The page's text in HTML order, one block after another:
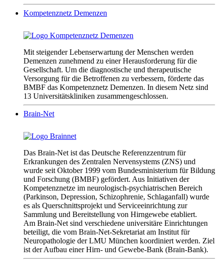
Kompetenznetz Demenzen
Mit steigender Lebenserwartung der Menschen werden
Demenzen zunehmend zu einer Herausforderung für die
Gesellschaft. Um die diagnostische und therapeutische
Versorgung für die Betroffenen zu verbessern, förderte das
BMBF das Kompetenznetz Demenzen. In diesem Netz sind
13 Universitätskliniken zusammengeschlossen.
Brain-Net
Das Brain-Net ist das Deutsche Referenzzentrum für
Erkrankungen des Zentralen Nervensystems (ZNS) und
wurde seit Oktober 1999 vom Bundesministerium für Bildung
und Forschung (BMBF) gefördert. Aus Initiativen der
Kompetenznetze im neurologisch-psychiatrischen Bereich
(Parkinson, Depression, Schizophrenie, Schlaganfall) wurde
es als Querschnittsprojekt und Serviceeinrichtung zur
Sammlung und Bereitstellung von Hirngewebe etabliert.
Am Brain-Net sind verschiedene universitäre Einrichtungen
beteiligt, die vom Brain-Net-Sekretariat am Institut für
Neuropathologie der LMU München koordiniert werden. Ziel
ist der Aufbau einer Hirn- und Gewebe-Bank (Brain-Bank).